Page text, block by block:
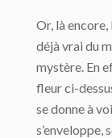
Or, là encore,
déjà vrai du
mystère. En
fleur ci-
se donne à
s’enveloppe,